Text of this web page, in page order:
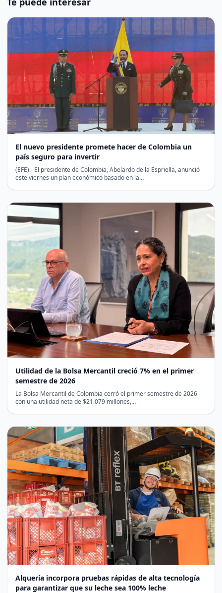
El nuevo presidente promete hacer de Colombia un
país seguro para invertir
(EFE).- El presidente de Colombia, Abelardo de la Espriella, anunció
este viernes un plan económico basado en la…
Utilidad de la Bolsa Mercantil creció 7% en el primer
semestre de 2026
La Bolsa Mercantil de Colombia cerró el primer semestre de 2026
con una utilidad neta de $21.079 millones,…
Alquería incorpora pruebas rápidas de alta tecnología
para garantizar que su leche sea 100% leche